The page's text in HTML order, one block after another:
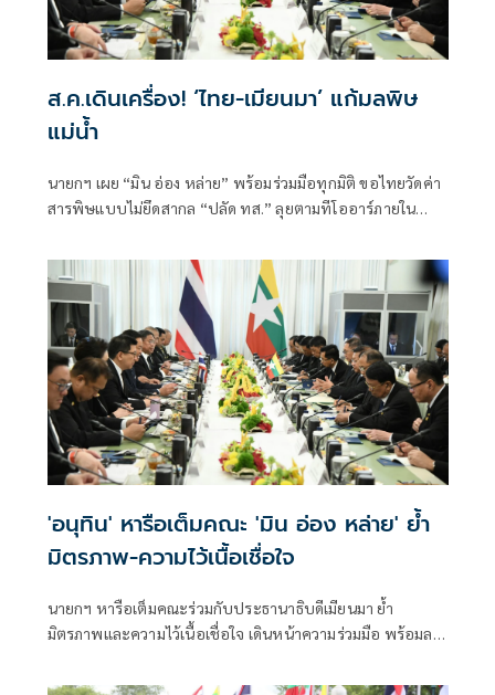
ส.ค.เดินเครื่อง! ‘ไทย-เมียนมา’ แก้มลพิษ
แม่นํ้า
นายกฯ เผย “มิน อ่อง หล่าย” พร้อมร่วมมือทุกมิติ ขอไทยวัดค่า
สารพิษแบบไม่ยึดสากล “ปลัด ทส.” ลุยตามทีโออาร์ภายใน
การทูตไทยบนเวทีโลก
'อนุทิน' หารือเต็มคณะ 'มิน อ่อง หล่าย' ย้ำ
มิตรภาพ-ความไว้เนื้อเชื่อใจ
นายกฯ หารือเต็มคณะร่วมกับประธานาธิบดีเมียนมา ย้ำ
มิตรภาพและความไว้เนื้อเชื่อใจ เดินหน้าความร่วมมือ พร้อมลง
คุณภาพน้ำ -เทคโนโลยีอวกาศ